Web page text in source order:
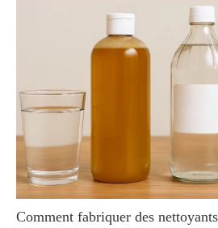
Comment fabriquer des